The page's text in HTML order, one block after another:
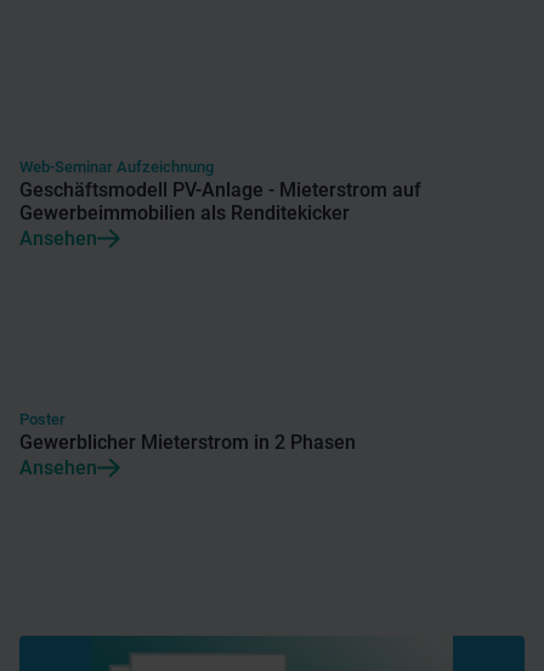
Web-Seminar Aufzeichnung
Geschäftsmodell PV-Anlage - Mieterstrom auf
Gewerbeimmobilien als Renditekicker
Ansehen
Poster
Gewerblicher Mieterstrom in 2 Phasen
Ansehen